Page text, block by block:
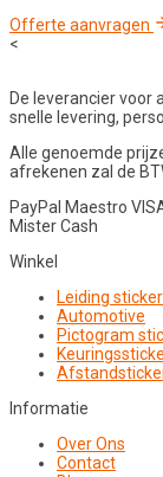
Offerte aanvragen
<
De leverancier voor
snelle levering,
Alle genoemde
afrekenen zal de
PayPal Maestro
Mister Cash
Winkel
Leiding
Automotive
Pictogram
Informatie
Over Ons
Contact